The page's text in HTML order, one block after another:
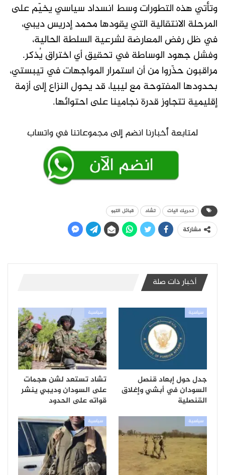
وتأتي هذه التطورات وسط انسداد سياسي يخيّم على
المرحلة الانتقالية التي يقودها محمد إدريس ديبي،
في ظل رفض المعارضة لشرعية السلطة الحالية،
وفشل جهود الوساطة في تحقيق أي اختراق يُذكر.
مراقبون حذّروا من أن استمرار المواجهات في تيبستي،
بحدودها المفتوحة مع ليبيا، قد يحول النزاع إلى أزمة
إقليمية تتجاوز قدرة نجامينا على احتوائها.
تحريك اليات تشاد قبائل التبو
مشاركة
أخبار ذات صلة
سياسية
جدل حول إبعاد قنصل
السودان في أبشي وإغلاق
القنصلية
سياسية
تشاد تستعد لشن هجمات
على السودان وديبي ينشر
قواته على الحدود
سياسية سياسية